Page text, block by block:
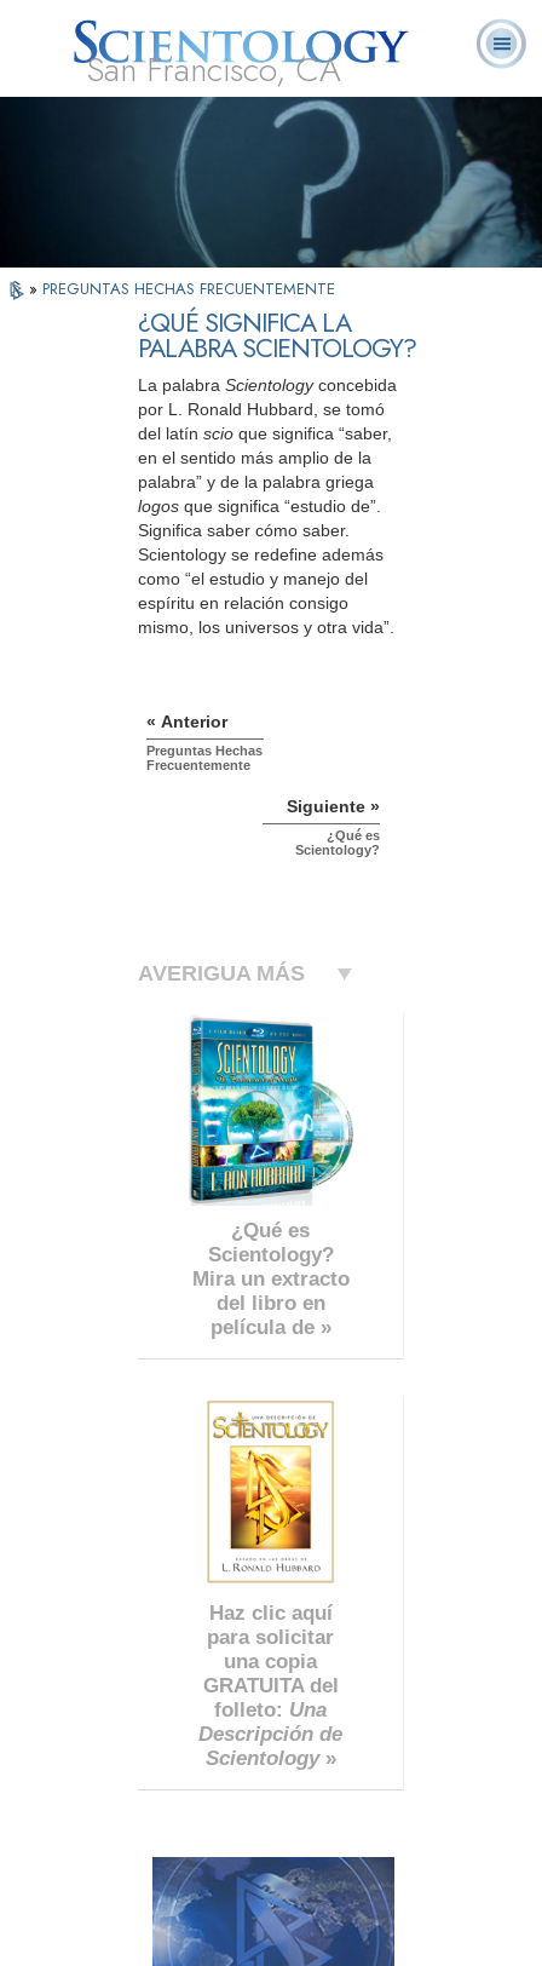
San Francisco, CA
¿Qué es
Scientology?
Ministros
Voluntarios
Preguntas
Frecuentes
» PREGUNTAS HECHAS FRECUENTEMENTE
¿QUÉ SIGNIFICA LA
PALABRA SCIENTOLOGY?
La palabra Scientologyconcebida
por L. Ronald Hubbard, se tomó
del latín scio que significa “saber,
en el sentido más amplio de la
palabra” y de la palabra griega
logos que significa “estudio de”.
Significa saber cómo saber.
Scientology se redefine además
como “el estudio y manejo del
espíritu en relación consigo
mismo, los universos y otra vida”.
« Anterior
Preguntas Hechas
Frecuentemente
Siguiente »
¿Qué es
Scientology?
AVERIGUA MÁS
¿Qué es
Scientology?
Mira un extracto
del libro en
película de »
Haz clic aquí
para solicitar
una copia
GRATUITA del
folleto: Una
Descripción de
Scientology»